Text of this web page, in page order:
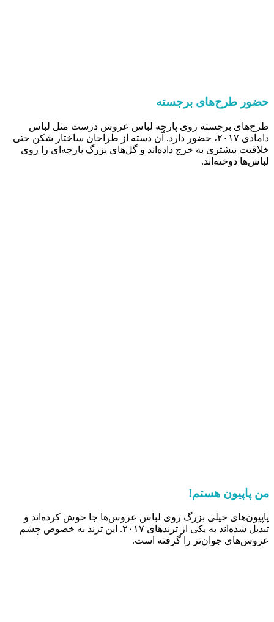
حضور طرح‌های برجسته
طرح‌های برجسته روی پارچه لباس عروس درست مثل لباس
دامادی ۲۰۱۷، حضور دارد. آن دسته از طراحان ساختار شکن حتی
خلاقیت بیشتری به خرج داده‌اند و گل‌های بزرگ پارچه‌ای را روی
لباس‌ها دوخته‌اند.
من پاپیون هستم!
پاپیون‌های خیلی بزرگ روی لباس عروس‌ها جا خوش کرده‌اند و
تبدیل شده‌اند به یکی از ترندهای ۲۰۱۷. این ترند به خصوص چشم
عروس‌های جوان‌تر را گرفته است.